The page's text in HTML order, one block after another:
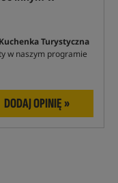
Turystyczna
w naszym programie
DODAJ OPINIĘ »